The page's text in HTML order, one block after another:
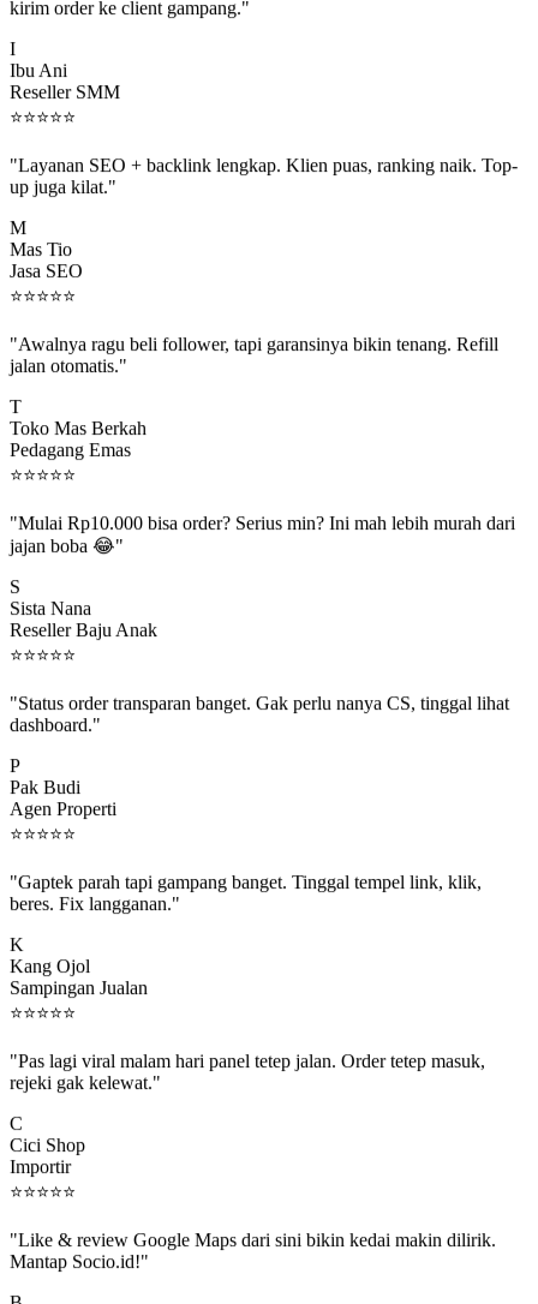
Ibu Ani
Reseller SMM
⭐⭐⭐⭐⭐
up juga kilat."
Mas Tio
Jasa SEO
⭐⭐⭐⭐⭐
jalan otomatis."
Toko Mas Berkah
Pedagang Emas
⭐⭐⭐⭐⭐
jajan boba 😂"
Sista Nana
Reseller Baju Anak
⭐⭐⭐⭐⭐
dashboard."
Pak Budi
Agen Properti
⭐⭐⭐⭐⭐
beres. Fix langganan."
Kang Ojol
Sampingan Jualan
⭐⭐⭐⭐⭐
rejeki gak kelewat."
Cici Shop
Importir
⭐⭐⭐⭐⭐
Mantap Socio.id!"